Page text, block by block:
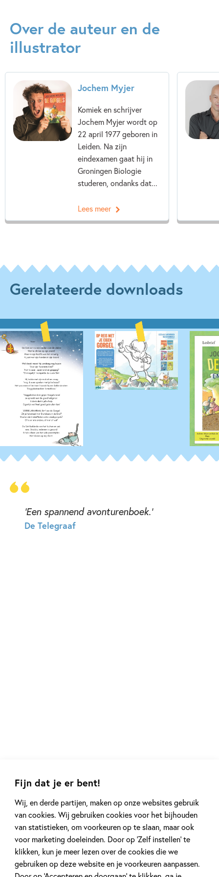
Fijn dat je er bent!
Wij, en derde partijen, maken op onze websites gebruik
van cookies. Wij gebruiken cookies voor het bijhouden
van statistieken, om voorkeuren op te slaan, maar ook
voor marketing doeleinden. Door op ‘Zelf instellen’ te
klikken, kun je meer lezen over de cookies die we
gebruiken op deze website en je voorkeuren aanpassen.
Over de auteur en de
illustrator
Jochem Myjer
Komiek en schrijver
Jochem Myjer wordt op
22 april 1977 geboren in
Leiden. Na zijn
eindexamen gaat hij in
Groningen Biologie
studeren, ondanks dat...
Lees meer
Gerelateerde downloads
‘Een spannend avonturenboek.'
De Telegraaf
Gerelateerde artikelen
Achtergrond Kinderpanel